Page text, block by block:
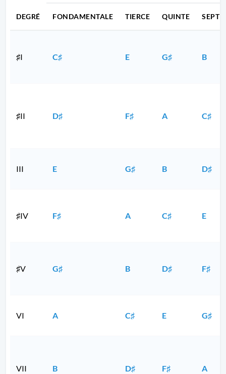
DEGRÉ FONDAMENTALE TIERCE QUINTE
♯I C♯ E G♯ B
♯II D♯ F♯ A C♯
III E G♯ B D♯
♯IV F♯ A C♯ E
♯V G♯ B D♯ F♯
VI A C♯ E G♯
VII B D♯ F♯ A